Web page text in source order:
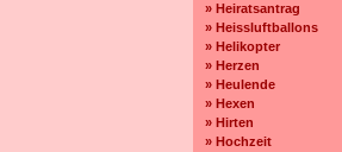
» Heiratsantrag
» Heissluftballons
» Helikopter
» Herzen
» Heulende
» Hexen
» Hirten
» Hochzeit